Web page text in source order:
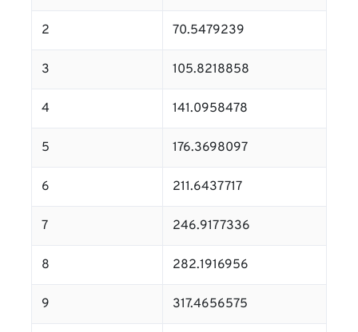
2 70.5479239
3 105.8218858
4 141.0958478
5 176.3698097
6 211.6437717
7 246.9177336
8 282.1916956
9 317.4656575